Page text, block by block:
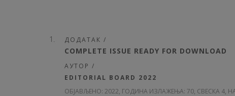
ДОДАТАК /
COMPLETE ISSUE READY FOR DOWNLOAD
АУТОР /
EDITORIAL BOARD 2022
ОБЈАВЉЕНО: 2022, ГОДИНА ИЗЛАЖЕЊА: 70, СВЕСКА 4,